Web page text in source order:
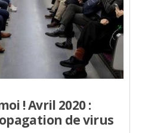
! Avril 2020 :
de virus